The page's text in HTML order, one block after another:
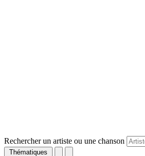
Rechercher un artiste ou une chanson
Thématiques